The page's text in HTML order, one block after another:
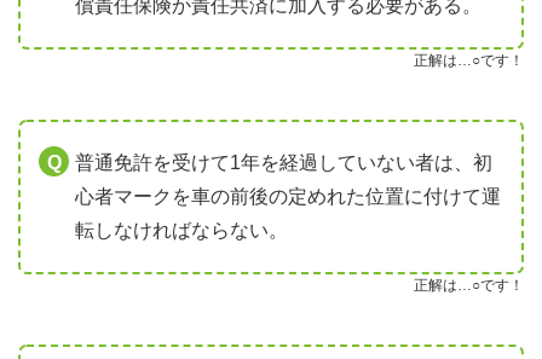
償責任保険か責任共済に加入する必要がある。
正解は…○です！
普通免許を受けて1年を経過していない者は、初
心者マークを車の前後の定めれた位置に付けて運
転しなければならない。
正解は…○です！